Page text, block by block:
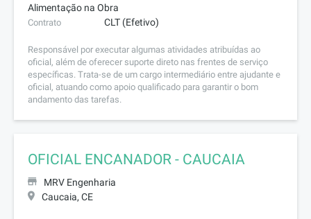
Alimentação na Obra
Contrato CLT (Efetivo)
Responsável por executar algumas atividades atribuídas ao
oficial, além de oferecer suporte direto nas frentes de serviço
específicas. Trata-se de um cargo intermediário entre ajudante e
oficial, atuando como apoio qualificado para garantir o bom
andamento das tarefas.
OFICIAL ENCANADOR - CAUCAIA
MRV Engenharia
Caucaia, CE